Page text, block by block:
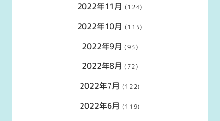
2022年11月 (124)
2022年10月 (115)
2022年9月 (93)
2022年8月 (72)
2022年7月 (122)
2022年6月 (119)